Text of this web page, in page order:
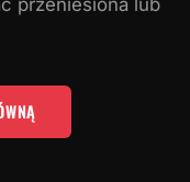
przeniesiona lub